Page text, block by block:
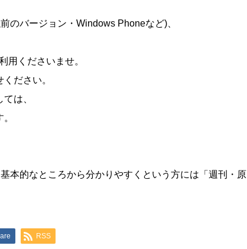
のバージョン・Windows Phoneなど)、
用くださいませ。
ださい。
は、
本的なところから分かりやすくという方には「週刊・原
RSS